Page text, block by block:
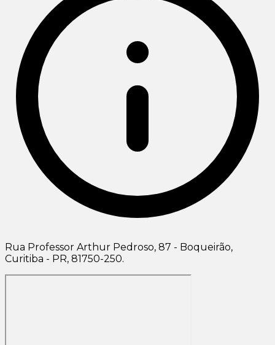
Rua Professor Arthur Pedroso, 87 - Boqueirão,
Curitiba - PR, 81750-250.